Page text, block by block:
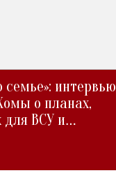
интервью
о планах,
для ВСУ и